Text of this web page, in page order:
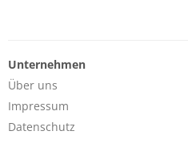
Unternehmen
Über uns
Impressum
Datenschutz